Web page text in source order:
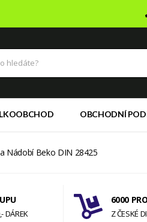
OBCHODNÍ
Nádobí Beko DIN 28425
DÁREK
6000
Z ČESKÉ